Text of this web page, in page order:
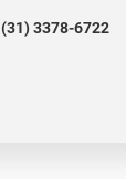
(31) 3378-6722